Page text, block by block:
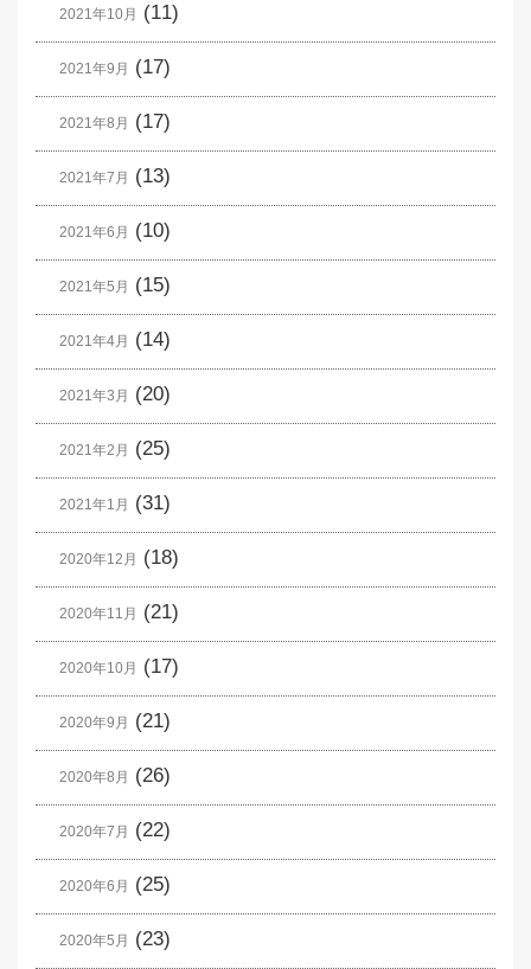
2021年10月 (11)
2021年9月 (17)
2021年8月 (17)
2021年7月 (13)
2021年6月 (10)
2021年5月 (15)
2021年4月 (14)
2021年3月 (20)
2021年2月 (25)
2021年1月 (31)
2020年12月 (18)
2020年11月 (21)
2020年10月 (17)
2020年9月 (21)
2020年8月 (26)
2020年7月 (22)
2020年6月 (25)
2020年5月 (23)